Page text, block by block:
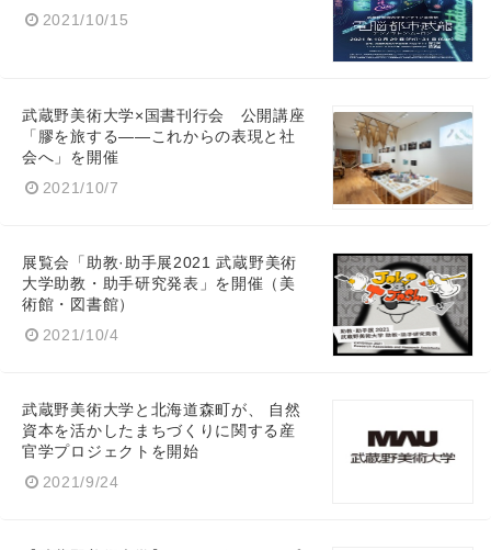
2021/10/15
武蔵野美術大学×国書刊行会 公開講座
「膠を旅する――これからの表現と社
会へ」を開催
2021/10/7
展覧会「助教·助手展2021 武蔵野美術
大学助教・助手研究発表」を開催（美
術館・図書館）
2021/10/4
武蔵野美術大学と北海道森町が、 自然
資本を活かしたまちづくりに関する産
官学プロジェクトを開始
2021/9/24